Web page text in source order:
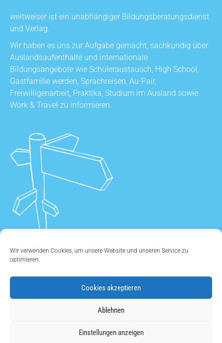
Wir verwenden Cookies, um unsere Website und unseren Service zu
optimieren.
Cookies akzeptieren
Ablehnen
Einstellungen anzeigen
weltweiser ist ein unabhängiger Bildungsberatungsdienst
und Verlag.
Wir haben es uns zur Aufgabe gemacht, sachkundig über
Auslandsaufenthalte und internationale
Bildungsangebote wie Schüleraustausch, High School,
Gastfamilie werden, Sprachreisen, Au-Pair,
Freiwilligenarbeit, Praktika, Studium im Ausland sowie
Work & Travel zu informieren.